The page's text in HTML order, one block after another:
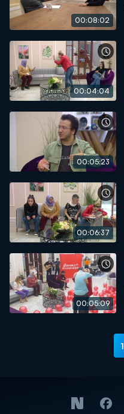
00:08:02
00:04:04
00:05:23
00:06:37
00:05:09
1